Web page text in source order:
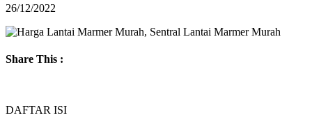
26/12/2022
Share This :
DAFTAR ISI